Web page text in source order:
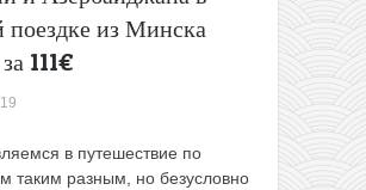
поездке из Минска
111€
в путешествие по
таким разным, но безусловно